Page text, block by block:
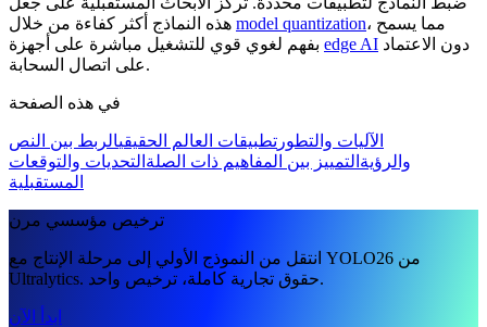
model quantization، مما يسمح
edge AI
على اتصال السحابة.
في هذه الصفحة
الآليات والتطور تطبيقات العالم الحقيقيالربط بين النص
والرؤية التمييز بين المفاهيم ذات الصلة التحديات والتوقعات
المستقبلية
ترخيص مؤسسي مرن
انتقل من النموذج الأولي إلى مرحلة الإنتاج مع YOLO26 من
Ultralytics. حقوق تجارية كاملة، ترخيص واحد.
ابدأ الآن